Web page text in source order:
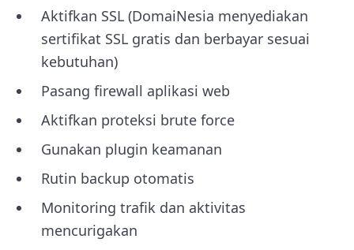
Aktifkan SSL (DomaiNesia menyediakan
sertifikat SSL gratis dan berbayar sesuai
kebutuhan)
Pasang firewall aplikasi web
Aktifkan proteksi brute force
Gunakan plugin keamanan
Rutin backup otomatis
Monitoring trafik dan aktivitas
mencurigakan